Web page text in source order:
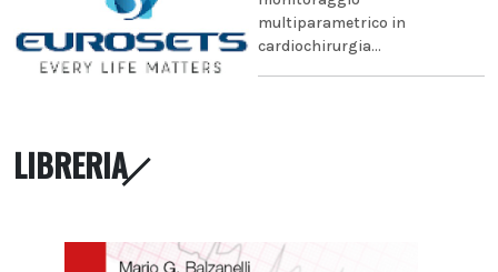
multiparametrico in
cardiochirurgia...
LIBRERIA